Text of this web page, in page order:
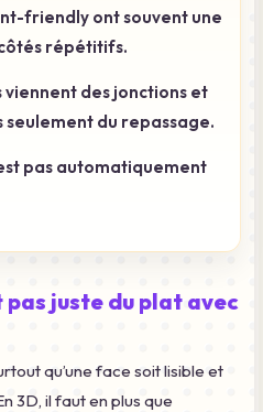
friendly ont souvent une
répétitifs.
viennent des jonctions et
seulement du repassage.
pas automatiquement
pas juste du plat avec
qu’une face soit lisible et
3D, il faut en plus que